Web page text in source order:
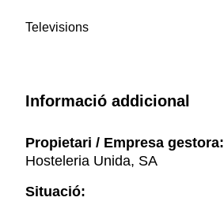
Televisions
Informació addicional
Propietari / Empresa gestora:
Hosteleria Unida, SA
Situació: